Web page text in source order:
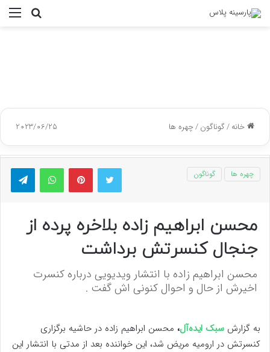
جستجو
خانه/گوناگون/چهره ها 2023/06/25
توییتر پینتریستواتس آپ
چهره ها گوناگون
محسن ابراهیم زاده بلاخره پرده از
جنجال کنسرتش برداشت
محسن ابراهیم زاده با انتشار ویدیویی درباره کنسرت
اخیرش از حال و احوال کنونی اش گفت .
به گزارش سبک ایده‌آل، محسن ابراهیم زاده در حاشیه برگزاری
کنسرتش در ارومیه مریض شد، این خواننده بعد از مدتی با انتشار این